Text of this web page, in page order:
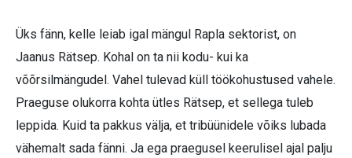
Üks fänn, kelle leiab igal mängul Rapla sektorist, on
Jaanus Rätsep. Kohal on ta nii kodu- kui ka
võõrsilmängudel. Vahel tulevad küll töökohustused vahele.
Praeguse olukorra kohta ütles Rätsep, et sellega tuleb
leppida. Kuid ta pakkus välja, et tribüünidele võiks lubada
vähemalt sada fänni. Ja ega praegusel keerulisel ajal palju